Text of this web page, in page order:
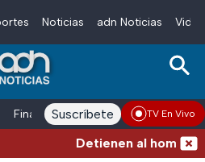
Noticias adn Noticias
Finanzas adn Noticias Radio
Suscríbete TV En Vivo
Detienen al hombre